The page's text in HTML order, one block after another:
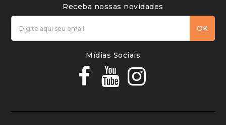
Receba nossas novidades
OK
Mídias Sociais